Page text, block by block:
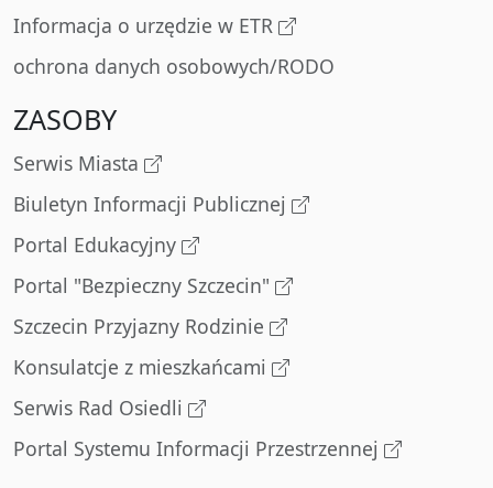
Informacja o urzędzie w ETR
ochrona danych osobowych/RODO
ZASOBY
Serwis Miasta
Biuletyn Informacji Publicznej
Portal Edukacyjny
Portal "Bezpieczny Szczecin"
Szczecin Przyjazny Rodzinie
Konsulatcje z mieszkańcami
Serwis Rad Osiedli
Portal Systemu Informacji Przestrzennej